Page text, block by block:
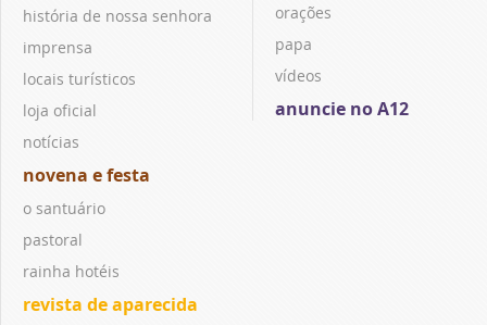
história de nossa senhora
imprensa
locais turísticos
loja oficial
notícias
novena e festa
o santuário
pastoral
rainha hotéis
revista de aparecida
orações
papa
vídeos
anuncie no A12